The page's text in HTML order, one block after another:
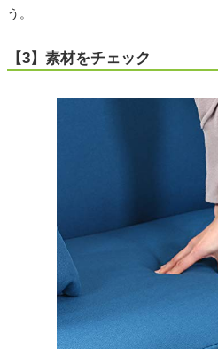
う。
【3】素材をチェック